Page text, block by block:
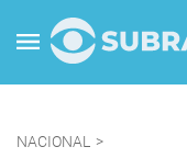
NACIONAL >